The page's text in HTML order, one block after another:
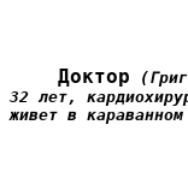
Доктор
32 лет,
живет в